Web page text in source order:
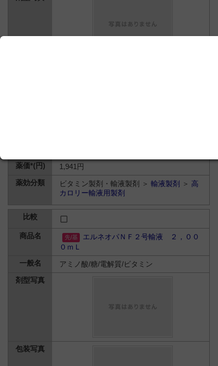
1,941円
ビタミン製剤・輸液製剤 ＞輸液製剤 ＞ 高
カロリー輸液用製剤
エルネオパＮＦ２号輸液 ２，００
０ｍＬ
アミノ酸/糖/電解質/ビタミン